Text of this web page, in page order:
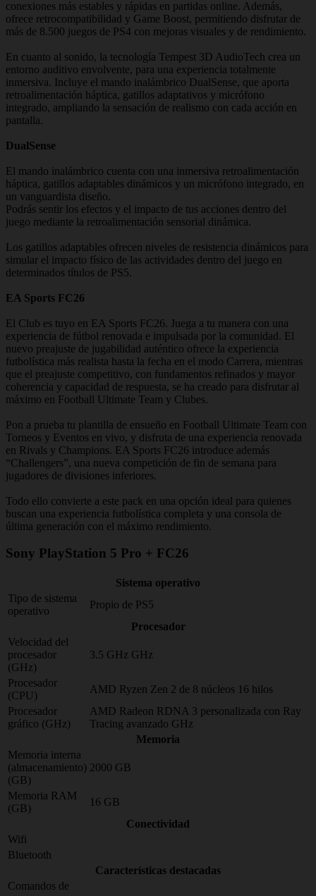
conexiones más estables y rápidas en partidas online. Además,
ofrece retrocompatibilidad y Game Boost, permitiendo disfrutar de
más de 8.500 juegos de PS4 con mejoras visuales y de rendimiento.
En cuanto al sonido, la tecnología Tempest 3D AudioTech crea un
entorno auditivo envolvente, para una experiencia totalmente
inmersiva. Incluye el mando inalámbrico DualSense, que aporta
retroalimentación háptica, gatillos adaptativos y micrófono
integrado, ampliando la sensación de realismo con cada acción en
pantalla.
DualSense
El mando inalámbrico cuenta con una inmersiva retroalimentación
háptica, gatillos adaptables dinámicos y un micrófono integrado, en
un vanguardista diseño.
Podrás sentir los efectos y el impacto de tus acciones dentro del
juego mediante la retroalimentación sensorial dinámica.
Los gatillos adaptables ofrecen niveles de resistencia dinámicos para
simular el impacto físico de las actividades dentro del juego en
determinados títulos de PS5.
EA Sports FC26
El Club es tuyo en EA Sports FC26. Juega a tu manera con una
experiencia de fútbol renovada e impulsada por la comunidad. El
nuevo preajuste de jugabilidad auténtico ofrece la experiencia
futbolística más realista hasta la fecha en el modo Carrera, mientras
que el preajuste competitivo, con fundamentos refinados y mayor
coherencia y capacidad de respuesta, se ha creado para disfrutar al
máximo en Football Ultimate Team y Clubes.
Pon a prueba tu plantilla de ensueño en Football Ultimate Team con
Torneos y Eventos en vivo, y disfruta de una experiencia renovada
en Rivals y Champions. EA Sports FC26 introduce además
“Challengers”, una nueva competición de fin de semana para
jugadores de divisiones inferiores.
Todo ello convierte a este pack en una opción ideal para quienes
buscan una experiencia futbolística completa y una consola de
última generación con el máximo rendimiento.
Sony PlayStation 5 Pro + FC26
Sistema operativo
Tipo de sistema
operativo
Propio de PS5
Procesador
Velocidad del
procesador
(GHz)
3.5 GHz GHz
Procesador
(CPU)
AMD Ryzen Zen 2 de 8 núcleos 16 hilos
Procesador
gráfico (GHz)
AMD Radeon RDNA 3 personalizada con Ray
Tracing avanzado GHz
Memoria
Memoria interna
(almacenamiento)
(GB)
2000 GB
Memoria RAM
(GB)
16 GB
Conectividad
Wifi
Bluetooth
Características destacadas
Comandos de